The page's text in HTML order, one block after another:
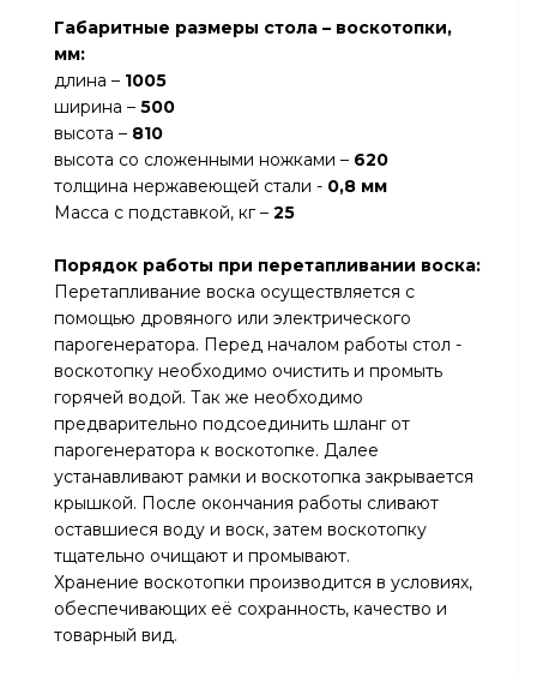
Габаритные размеры стола – воскотопки,
мм:
длина – 1005
ширина – 500
высота – 810
высота со сложенными ножками – 620
толщина нержавеющей стали - 0,8 мм
Масса с подставкой, кг – 25
Порядок работы при перетапливании воска:
Перетапливание воска осуществляется с
помощью дровяного или электрического
парогенератора. Перед началом работы стол -
воскотопку необходимо очистить и промыть
горячей водой. Так же необходимо
предварительно подсоединить шланг от
парогенератора к воскотопке. Далее
устанавливают рамки и воскотопка закрывается
крышкой. После окончания работы сливают
оставшиеся воду и воск, затем воскотопку
тщательно очищают и промывают.
Хранение воскотопки производится в условиях,
обеспечивающих её сохранность, качество и
товарный вид.